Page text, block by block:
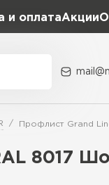
и оплатаАкцииО
Профлист Grand
8017